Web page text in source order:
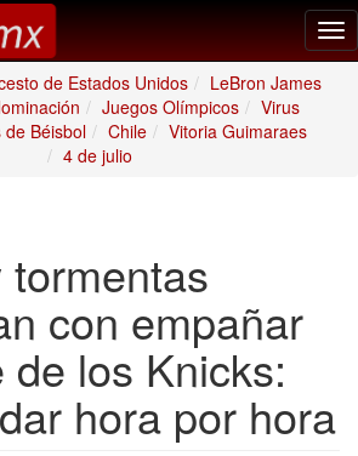
de Estados Unidos
LeBron James
Juegos Olímpicos
Virus
Béisbol
Chile
Vitoria Guimaraes
4 de julio
con empañar
de los Knicks:
hora por hora